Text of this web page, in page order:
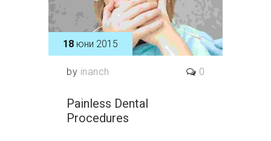
18 юни 2015
by inanch 0
Painless Dental
Procedures